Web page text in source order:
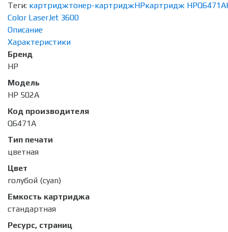
Теги: картриджтонер-картриджHPкартридж HPQ6471A
Color LaserJet 3600
Описание
Характеристики
Бренд
HP
Модель
HP 502A
Код производителя
Q6471A
Тип печати
цветная
Цвет
голубой (cyan)
Емкость картриджа
стандартная
Ресурс, страниц